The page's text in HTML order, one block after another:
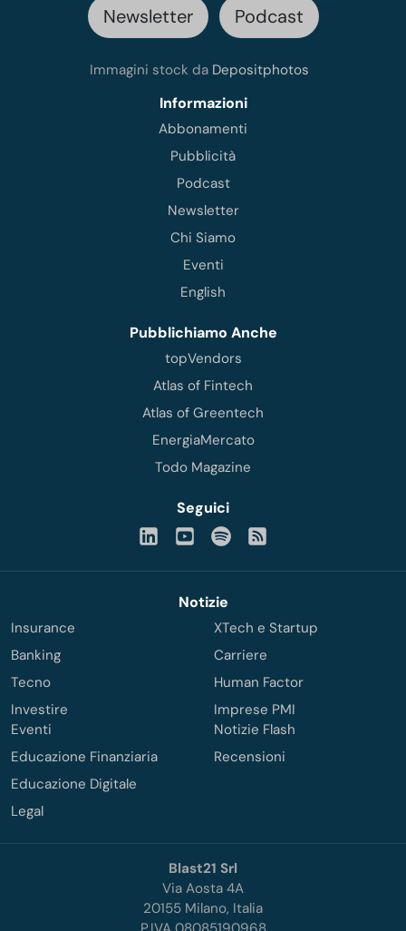
Newsletter Podcast
Immagini stock da Depositphotos
Informazioni
Abbonamenti
Pubblicità
Podcast
Newsletter
Chi Siamo
Eventi
English
Pubblichiamo Anche
topVendors
Atlas of Fintech
Atlas of Greentech
EnergiaMercato
Todo Magazine
Seguici
Notizie
Insurance
Banking
Tecno
Investire
XTech e Startup
Carriere
Human Factor
Imprese PMI
Eventi
Educazione Finanziaria
Educazione Digitale
Legal
Notizie Flash
Recensioni
Blast21 Srl
Via Aosta 4A
20155 Milano, Italia